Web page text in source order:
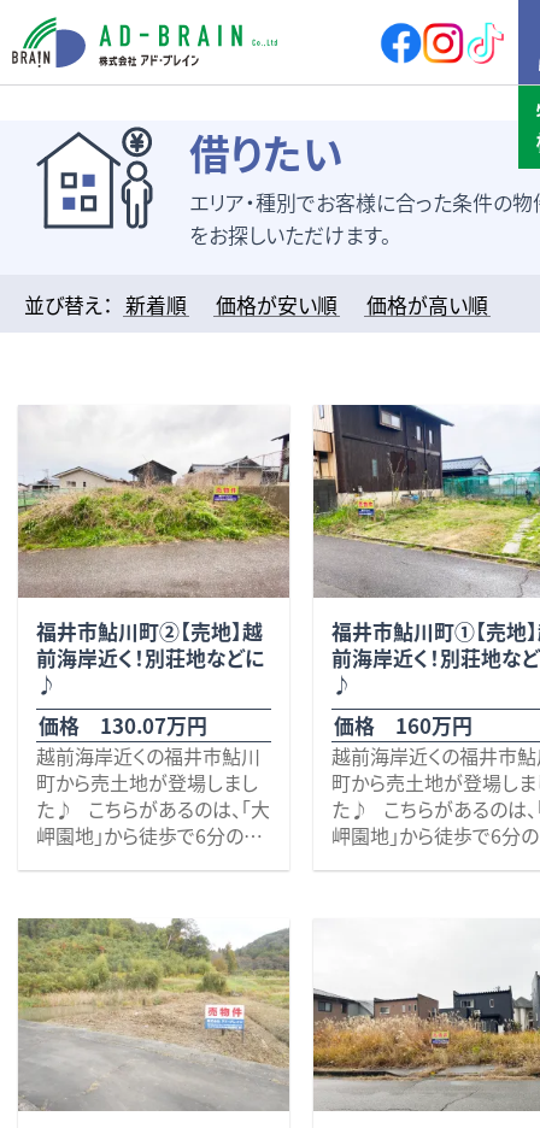
HOME
買いたい
売地
新築戸建
店舗付住宅
マンション
借りたい 店舗・事務所
倉庫
土地
その他
売りたい サポート内容
売却の流れ
無料査定・売却・買取
お役立ち
情報
資産活用・売却の豆知識
会社案内 特長・サービス
スタッフ紹介
アクセス
会社概要
メールでお問合せ 無料査定
プライバシーポリシー
借りたい
エリア・種別でお客様に合った条件の物
をお探しいただけます。
並び替え： 新着順 価格が安い順 価格が高い順
福井市鮎川町②【売地】越
前海岸近く！別荘地などに
♪
価格 130.07万円
越前海岸近くの福井市鮎川
町から売土地が登場しまし
た♪ こちらがあるのは、「大
岬園地」から徒歩で6分の場
越前海岸すぐ側で、心地良い
波の音が聞こえてきそうな
場所です♪ その他近隣に
は、ガラス工房
「WATARIGLASS studio」
（徒歩6分）、鮎川駐在所（徒
歩５分）、『百笑の塩』で知ら
れる「志野製塩所」（徒歩8
福井市鮎川町①【売地
前海岸近く！別荘地な
♪
価格 160万円
越前海岸近くの福井市
町から売土地が登場し
た♪ こちらがあるのは、
岬園地」から徒歩で6分
場所です♪ その他近隣に
は、ガラス工房
「WATARIGLASS studio
（徒歩6分）、鮎川駐在所
歩５分）、『百笑の塩』で
れる「志野製塩所」（徒歩